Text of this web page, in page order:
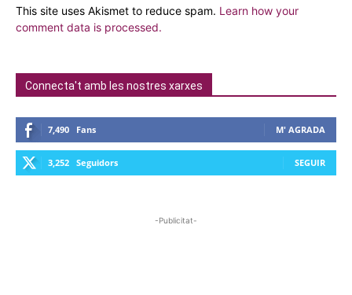
This site uses Akismet to reduce spam. Learn how your
comment data is processed.
Connecta't amb les nostres xarxes
7,490 Fans M' AGRADA
3,252 Seguidors SEGUIR
-Publicitat-